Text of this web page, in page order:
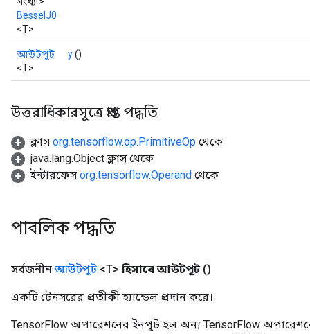
BesselJ0
<T>
আউটপুট
<T>
y()
উত্তরাধিকারসূত্রে প্রাপ্ত পদ্ধতি
ক্লাস org.tensorflow.op.PrimitiveOp থেকে
java.lang.Object ক্লাস থেকে
ইন্টারফেস org.tensorflow.Operand থেকে
পাবলিক পদ্ধতি
সর্বজনীন আউটপুট <T> হিসাবে আউটপুট ()
একটি টেনসরের প্রতীকী হ্যান্ডেল প্রদান করে।
TensorFlow অপারেশনের ইনপুট হল অন্য TensorFlow